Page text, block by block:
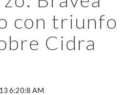
con triunfo
Cidra
6:20:8 AM